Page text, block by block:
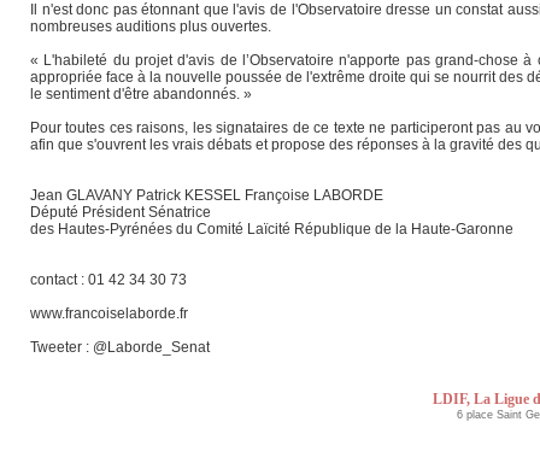
Il n'est donc pas étonnant que l'avis de l'Observatoire dresse un constat
nombreuses auditions plus ouvertes.
« L'habileté du projet d'avis de l’Observatoire n'apporte pas grand-chose
appropriée face à la nouvelle poussée de l'extrême droite qui se nourrit des
le sentiment d'être abandonnés. »
Pour toutes ces raisons, les signataires de ce texte ne participeront pas au
afin que s'ouvrent les vrais débats et propose des réponses à la gravité des
Jean GLAVANY Patrick KESSEL Françoise LABORDE
Député Président Sénatrice
des Hautes-Pyrénées du Comité Laïcité République de la Haute-Garonne
contact : 01 42 34 30 73
www.francoiselaborde.fr
Tweeter : @Laborde_Senat
LDIF, La Ligue
6 place Saint